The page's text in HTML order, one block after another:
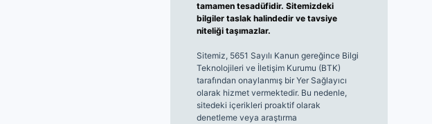
tamamen tesadüfidir. Sitemizdeki
bilgiler taslak halindedir ve tavsiye
niteliği taşımazlar.
Sitemiz, 5651 Sayılı Kanun gereğince Bilgi
Teknolojileri ve İletişim Kurumu (BTK)
tarafından onaylanmış bir Yer Sağlayıcı
olarak hizmet vermektedir. Bu nedenle,
sitedeki içerikleri proaktif olarak
denetleme veya araştırma